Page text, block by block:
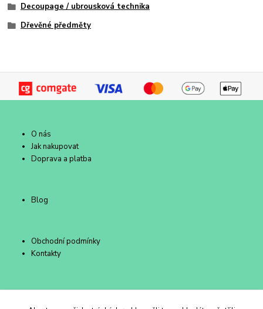
Decoupage / ubrousková technika
Dřevěné předměty
O nás
Jak nakupovat
Doprava a platba
Blog
Obchodní podmínky
Kontakty